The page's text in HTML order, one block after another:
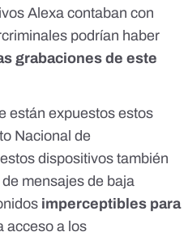
Alexa contaban con
podrían haber
grabaciones de este
están expuestos estos
Nacional de
dispositivos también
mensajes de baja
imperceptibles para
acceso a los